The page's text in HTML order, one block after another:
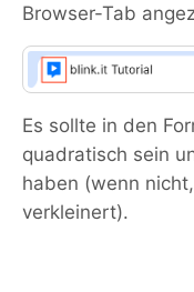
Browser-Tab
Es sollte in den
quadratisch sein
haben (wenn
verkleinert).